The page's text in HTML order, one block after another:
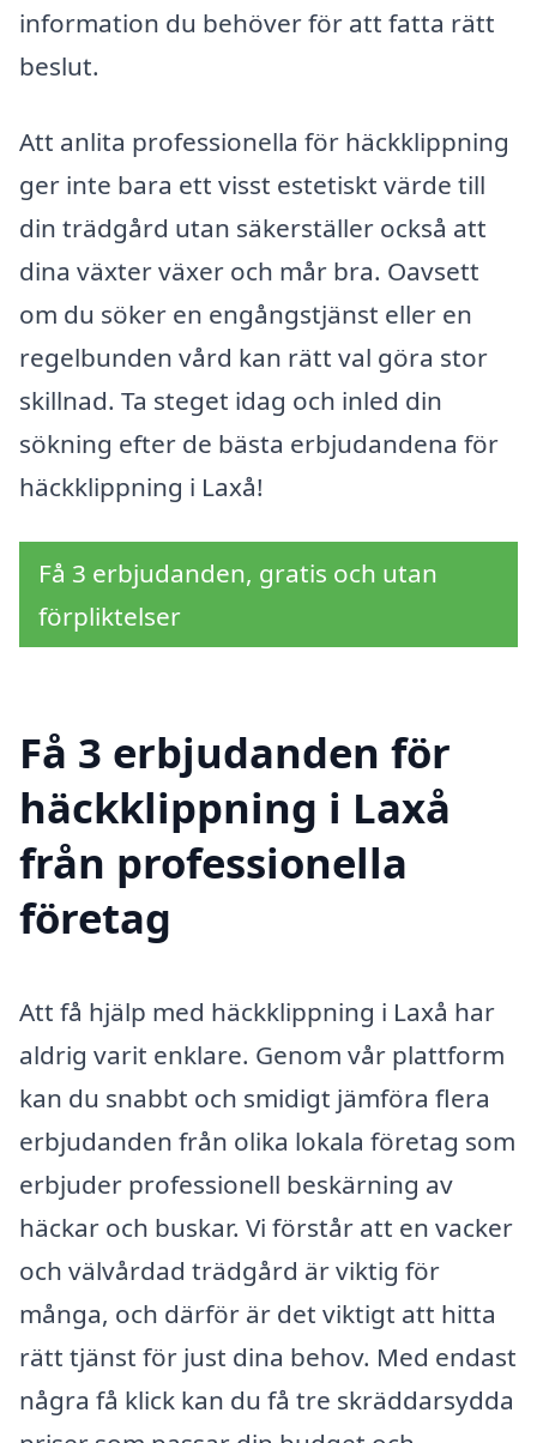
information du behöver för att fatta rätt
beslut.
Att anlita professionella för häckklippning
ger inte bara ett visst estetiskt värde till
din trädgård utan säkerställer också att
dina växter växer och mår bra. Oavsett
om du söker en engångstjänst eller en
regelbunden vård kan rätt val göra stor
skillnad. Ta steget idag och inled din
sökning efter de bästa erbjudandena för
häckklippning i Laxå!
Få 3 erbjudanden, gratis och utan
förpliktelser
Få 3 erbjudanden för
häckklippning i Laxå
från professionella
företag
Att få hjälp med häckklippning i Laxå har
aldrig varit enklare. Genom vår plattform
kan du snabbt och smidigt jämföra flera
erbjudanden från olika lokala företag som
erbjuder professionell beskärning av
häckar och buskar. Vi förstår att en vacker
och välvårdad trädgård är viktig för
många, och därför är det viktigt att hitta
rätt tjänst för just dina behov. Med endast
några få klick kan du få tre skräddarsydda